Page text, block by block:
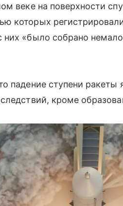
веке на поверхности
которых
них «было собрано
падение ступени ракеты
кроме